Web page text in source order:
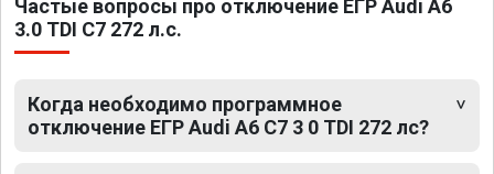
Частые вопросы про отключение ЕГР Audi A6
3.0 TDI C7 272 л.с.
Когда необходимо программное
отключение ЕГР Audi A6 C7 3 0 TDI 272 лс?